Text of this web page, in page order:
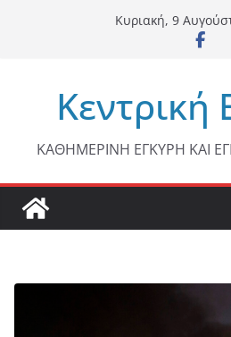
Κυριακή, 9
Κεντρική
ΚΑΘΗΜΕΡΙΝΗ ΕΓΚΥΡΗ ΚΑΙ